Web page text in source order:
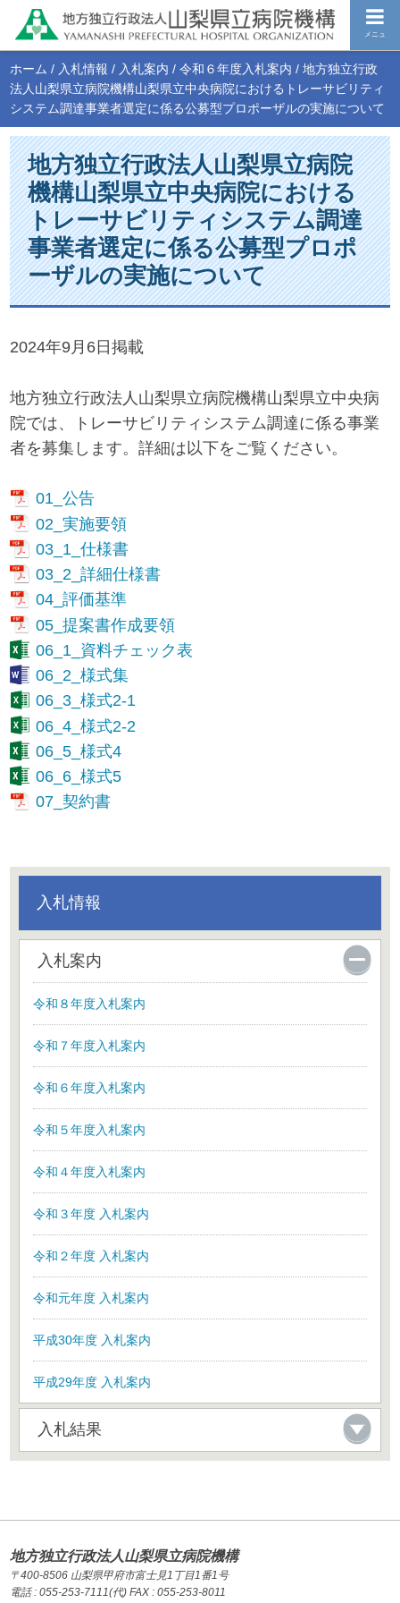
メニュ
ホーム / 入札情報 / 入札案内 /令和６年度入札案内 /地方独立行政
法人山梨県立病院機構山梨県立中央病院におけるトレーサビリティ
システム調達事業者選定に係る公募型プロポーザルの実施について
地方独立行政法人山梨県立病院
機構山梨県立中央病院における
トレーサビリティシステム調達
事業者選定に係る公募型プロポ
ーザルの実施について
2024年9月6日掲載
地方独立行政法人山梨県立病院機構山梨県立中央病
院では、トレーサビリティシステム調達に係る事業
者を募集します。詳細は以下をご覧ください。
01_公告
02_実施要領
03_1_仕様書
03_2_詳細仕様書
04_評価基準
05_提案書作成要領
06_1_資料チェック表
06_2_様式集
06_3_様式2-1
06_4_様式2-2
06_5_様式4
06_6_様式5
07_契約書
入札情報
入札案内
令和８年度入札案内
令和７年度入札案内
令和６年度入札案内
令和５年度入札案内
令和４年度入札案内
令和３年度 入札案内
令和２年度 入札案内
令和元年度 入札案内
平成30年度 入札案内
平成29年度 入札案内
入札結果
地方独立行政法人山梨県立病院機構
〒400-8506 山梨県甲府市富士見1丁目1番1号
電話 : 055-253-7111(代) FAX : 055-253-8011